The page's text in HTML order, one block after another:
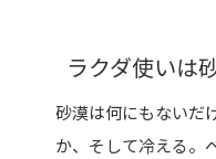
ラクダ使いは
砂漠は何にもないだ
か、そして冷える。